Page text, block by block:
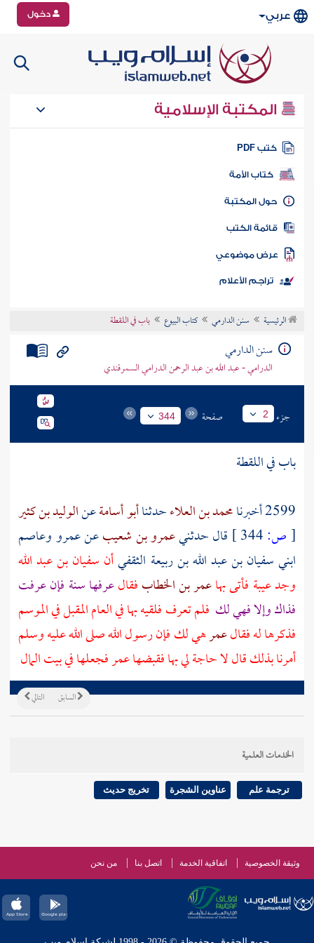
عربي دخول
المكتبة الإسلامية
كتب PDF
كتاب الأمة
المكتبة
الكتب
موضوعي
تراجم الأعلام
الرئيسية سنن الدارمي كتاب البيوع باب في اللقطة
سنن الدارمي
الدرامي - عبد الله بن عبد الرحمن الدرامي السمرقندي
جزء 2 صفحة 344
باب في اللقطة
2599 أخبرنا
محمد بن العلاءحدثناأبو أسامةعنالوليد بن كثير
[ص: قال حدثنيعمرو بن شعيبعنعمرووعاصم
ابنيسفيان بن عبد الله بن ربيعة الثقفيأن سفيان بن عبد الله
وجد عيبة فأتى بهاعمر بن الخطابفقالعرفها سنة فإن عرفت
فذاك وإلا فهي لك فلم تعرف فلقيه بها في العام المقبل في الموسم
فذكرها له فقالعمرهي لك فإن رسول الله صلى الله عليه وسلم
أمرنا بذلك قال لا حاجة لي بها فقبضهاعمرفجعلها في بيت المال
التالي السابق
الخدمات العلمية
ترجمة علم عناوين الشجرة تخريج حديث
وثيقة الخصوصية اتفاقية الخدمة اتصل بنا من نحن